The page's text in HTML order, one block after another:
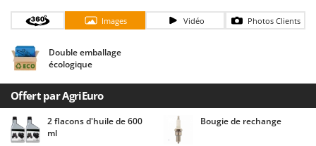
Chaudrons électriques pour polenta
Cisailles à gazon à batterie
Cisailles taille-haies manuelles
Climatiseurs
Compresseurs d'air électriques
Compresseurs pour la récolte des olives et la taille
Coupe-bordures - Trimmers
Barbieri
Batavia
Benassi
Berkel
Bernardi
Bertolini Pumps
Images Vidéo Photos Clients
Double emballage
écologique
Offert par AgriEuro
2 flacons d'huile de 600
ml
Bougie de rechange